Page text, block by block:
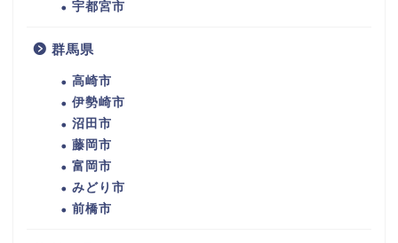
宇都宮市
群馬県
高崎市
伊勢崎市
沼田市
藤岡市
富岡市
みどり市
前橋市